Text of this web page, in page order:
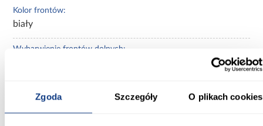
Zgoda Szczegóły O plikach cookies
Kolor frontów:
biały
Wybarwienie frontów dolnych:
połysk